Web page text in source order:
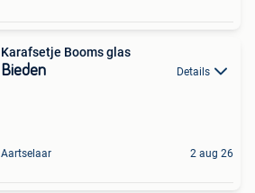
Karafsetje Booms glas
Bieden Details
Aartselaar 2 aug 26